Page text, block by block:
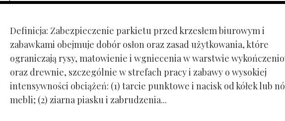
Definicja: Zabezpieczenie parkietu przed krzesłem biurowym i
zabawkami obejmuje dobór osłon oraz zasad użytkowania, które
ograniczają rysy, matowienie i wgniecenia w warstwie
oraz drewnie, szczególnie w strefach pracy i zabawy o wysokiej
intensywności obciążeń: (1) tarcie punktowe i nacisk od kółek lub
mebli; (2) ziarna piasku i zabrudzenia...